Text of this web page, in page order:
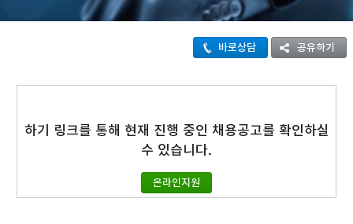
바로상담 공유하기
하기 링크를 통해 현재 진행 중인 채용공고를 확인하실
수 있습니다.
온라인지원